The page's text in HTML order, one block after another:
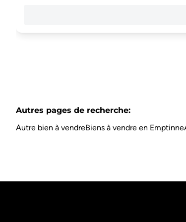
Autres pages de recherche:
Autre bien à vendreBiens à vendre en Emptinne